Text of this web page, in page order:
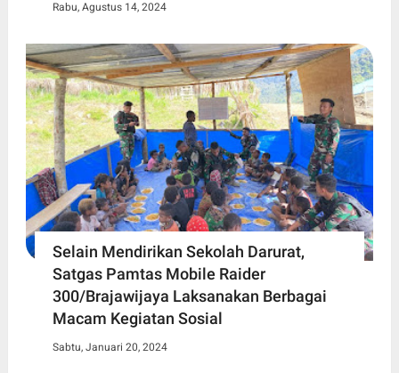
Rabu, Agustus 14, 2024
Selain Mendirikan Sekolah Darurat,
Satgas Pamtas Mobile Raider
300/Brajawijaya Laksanakan Berbagai
Macam Kegiatan Sosial
Sabtu, Januari 20, 2024